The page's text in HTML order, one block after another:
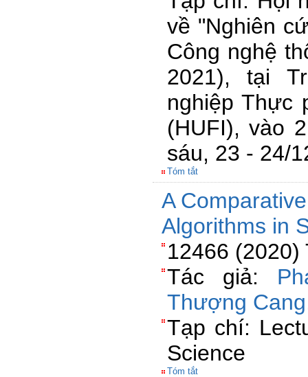
về "Nghiên
Công nghệ
2021), tại
nghiệp Thực
(HUFI), vào
sáu, 23 - 24/
Tóm tắt
A
Algorithms in
12466 (2020)
Tác giả:
Thượng Cang
Tạp chí:
Science
Tóm tắt